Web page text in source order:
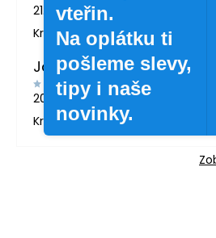
21.5.2026
Krásné zboží
Jana Svatošová
20.4.2026
Krásné lahvičky.
vteřin.
Na oplátku ti
pošleme slevy,
tipy i naše
novinky.